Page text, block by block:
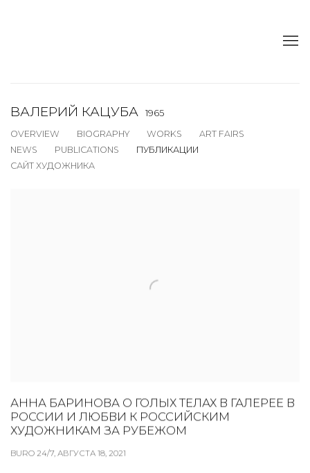
ВАЛЕРИЙ КАЦУБА
1965
OVERVIEW
BIOGRAPHY WORKS
ART FAIRS
NEWS
PUBLICATIONS
ПУБЛИКАЦИИ
САЙТ ХУДОЖНИКА
АННА БАРИНОВА О ГОЛЫХ ТЕЛАХ В ГАЛЕРЕЕ В
РОССИИ И ЛЮБВИ К РОССИЙСКИМ
ХУДОЖНИКАМ ЗА РУБЕЖОМ
BURO 24/7, АВГУСТА 18, 2021